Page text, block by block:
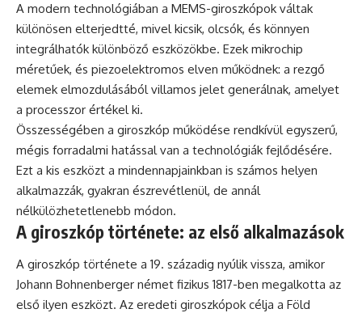
A modern technológiában a MEMS-giroszkópok váltak
különösen elterjedtté, mivel kicsik, olcsók, és könnyen
integrálhatók különböző eszközökbe. Ezek mikrochip
méretűek, és piezoelektromos elven működnek: a rezgő
elemek elmozdulásából villamos jelet generálnak, amelyet
a processzor értékel ki.
Összességében a giroszkóp működése rendkívül egyszerű,
mégis forradalmi hatással van a technológiák fejlődésére.
Ezt a kis eszközt a mindennapjainkban is számos helyen
alkalmazzák, gyakran észrevétlenül, de annál
nélkülözhetetlenebb módon.
A giroszkóp története: az első alkalmazások
A giroszkóp története a 19. századig nyúlik vissza, amikor
Johann Bohnenberger német fizikus 1817-ben megalkotta az
első ilyen eszközt. Az eredeti giroszkópok célja a Föld